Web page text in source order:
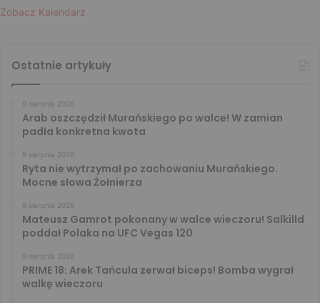
Zobacz Kalendarz
Ostatnie artykuły
9 sierpnia 2026
Arab oszczędził Murańskiego po walce! W zamian
padła konkretna kwota
9 sierpnia 2026
Ryta nie wytrzymał po zachowaniu Murańskiego.
Mocne słowa Żołnierza
9 sierpnia 2026
Mateusz Gamrot pokonany w walce wieczoru! Salkilld
poddał Polaka na UFC Vegas 120
9 sierpnia 2026
PRIME 18: Arek Tańcula zerwał biceps! Bomba wygrał
walkę wieczoru